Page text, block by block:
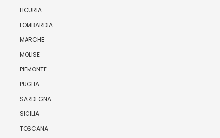
LIGURIA
LOMBARDIA
MARCHE
MOLISE
PIEMONTE
PUGLIA
SARDEGNA
SICILIA
TOSCANA